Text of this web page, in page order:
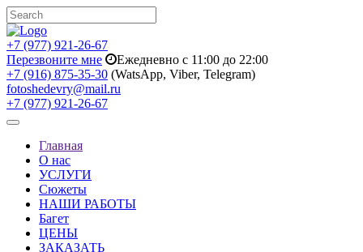
+7 (977) 921-26-67
Перезвоните мне
Ежедневно с 11:00 до 22:00
+7 (916) 875-35-30 (WatsApp, Viber, Telegram)
fotoshedevry@mail.ru
+7 (977) 921-26-67
Toggle
navigationГлавная
О нас
УСЛУГИ
Сюжеты
НАШИ РАБОТЫ
Багет
ЦЕНЫ
ЗАКАЗАТЬ